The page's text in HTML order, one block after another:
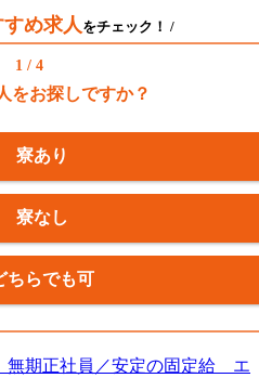
すめ求人をチェック！ /
1 / 4
をお探しですか？
寮あり
寮なし
ちらでも可